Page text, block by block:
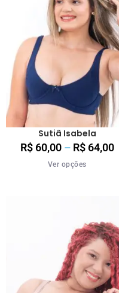
Sutiã Isabela
R$60,00 – R$64,00
Ver opções